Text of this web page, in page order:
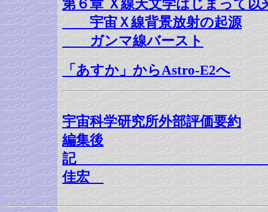
第６章 Ｘ線天文学はじまって以
宇宙Ｘ線背景放射の起源
ガンマ線バースト
「あすか」からAstro-E2へ
宇宙科学研究所外部評価要約
編集後
記
佳宏